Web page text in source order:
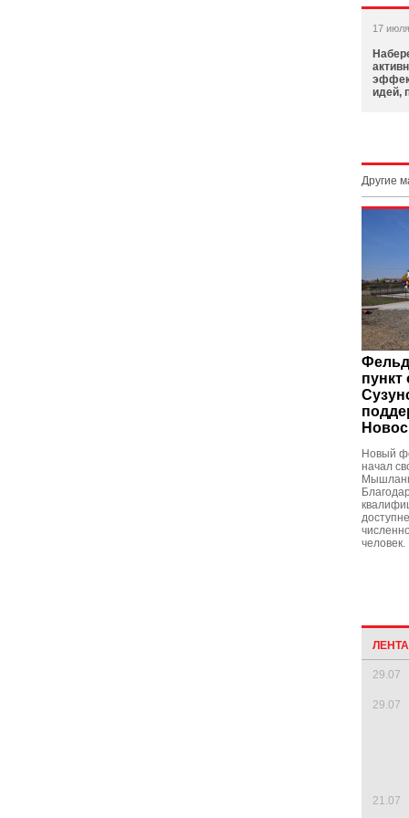
17
идей,
Другие
пункт
Новый
начал
человек.
29.07
29.07
21.07